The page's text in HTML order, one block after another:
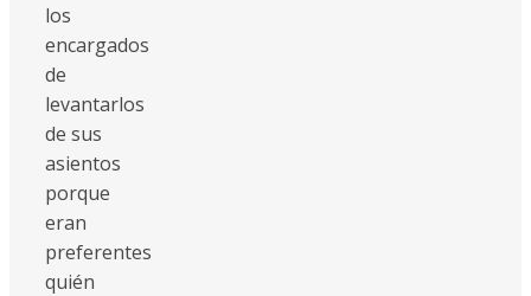
los
encargados
de
levantarlos
de sus
asientos
porque
eran
preferentes
quién